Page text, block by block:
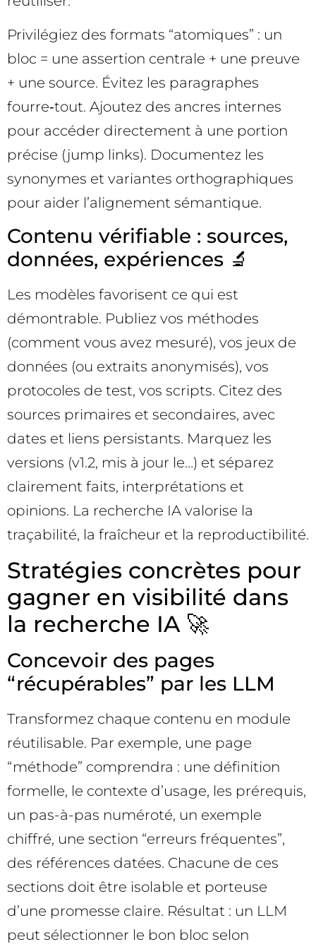
Privilégiez des formats “atomiques” : un
bloc = une assertion centrale + une preuve
+ une source. Évitez les paragraphes
fourre‑tout. Ajoutez des ancres internes
pour accéder directement à une portion
précise (jump links). Documentez les
synonymes et variantes orthographiques
pour aider l’alignement sémantique.
Contenu vérifiable : sources,
données, expériences 🔬
Les modèles favorisent ce qui est
démontrable. Publiez vos méthodes
(comment vous avez mesuré), vos jeux de
données (ou extraits anonymisés), vos
protocoles de test, vos scripts. Citez des
sources primaires et secondaires, avec
dates et liens persistants. Marquez les
versions (v1.2, mis à jour le…) et séparez
clairement faits, interprétations et
opinions. La recherche IA valorise la
traçabilité, la fraîcheur et la reproductibilité.
Stratégies concrètes pour
gagner en visibilité dans
la recherche IA 🚀
Concevoir des pages
“récupérables” par les LLM
Transformez chaque contenu en module
réutilisable. Par exemple, une page
“méthode” comprendra : une définition
formelle, le contexte d’usage, les prérequis,
un pas-à-pas numéroté, un exemple
chiffré, une section “erreurs fréquentes”,
des références datées. Chacune de ces
sections doit être isolable et porteuse
d’une promesse claire. Résultat : un LLM
peut sélectionner le bon bloc selon